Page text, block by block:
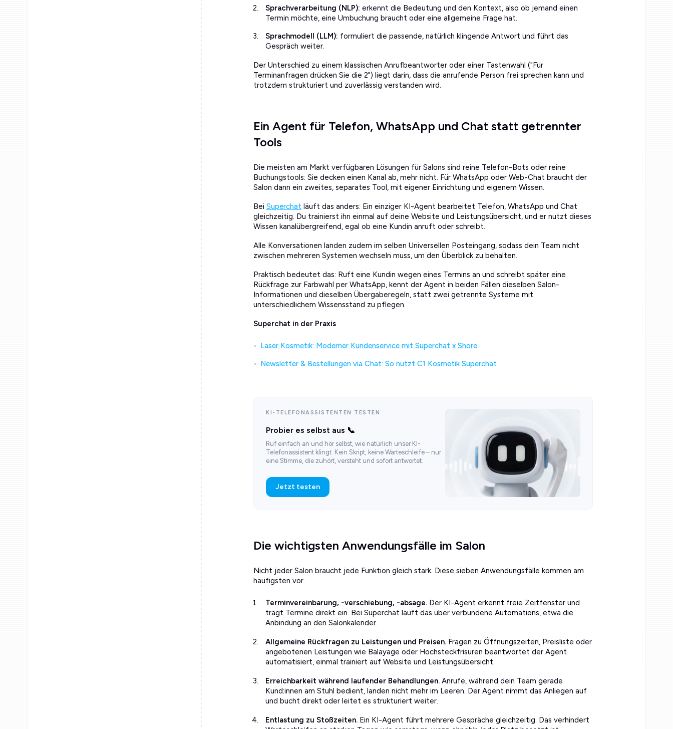
Sprachverarbeitung (NLP): erkennt die Bedeutung und den Kontext, also ob jemand einen
Termin möchte, eine Umbuchung braucht oder eine allgemeine Frage hat.
Sprachmodell (LLM): formuliert die passende, natürlich klingende Antwort und führt das
Gespräch weiter.
Der Unterschied zu einem klassischen Anrufbeantworter oder einer Tastenwahl ("Für
Terminanfragen drücken Sie die 2") liegt darin, dass die anrufende Person frei sprechen kann und
trotzdem strukturiert und zuverlässig verstanden wird.
Ein Agent für Telefon, WhatsApp und Chat statt getrennter
Tools
Die meisten am Markt verfügbaren Lösungen für Salons sind reine Telefon-Bots oder reine
Buchungstools: Sie decken einen Kanal ab, mehr nicht. Für WhatsApp oder Web-Chat braucht der
Salon dann ein zweites, separates Tool, mit eigener Einrichtung und eigenem Wissen.
Bei Superchat läuft das anders: Ein einziger KI-Agent bearbeitet Telefon, WhatsApp und Chat
gleichzeitig. Du trainierst ihn einmal auf deine Website und Leistungsübersicht, und er nutzt dieses
Wissen kanalübergreifend, egal ob eine Kundin anruft oder schreibt.
Alle Konversationen landen zudem im selben Universellen Posteingang, sodass dein Team nicht
zwischen mehreren Systemen wechseln muss, um den Überblick zu behalten.
Praktisch bedeutet das: Ruft eine Kundin wegen eines Termins an und schreibt später eine
Rückfrage zur Farbwahl per WhatsApp, kennt der Agent in beiden Fällen dieselben Salon-
Informationen und dieselben Übergaberegeln, statt zwei getrennte Systeme mit
unterschiedlichem Wissensstand zu pflegen.
Superchat in der Praxis
Laser Kosmetik: Moderner Kundenservice mit Superchat x Shore
Newsletter & Bestellungen via Chat: So nutzt C1 Kosmetik Superchat
KI-TELEFONASSISTENTEN TESTEN
Probier es selbst aus 📞
Ruf einfach an und hör selbst, wie natürlich unser KI-
Telefonassistent klingt. Kein Skript, keine Warteschleife – nur
eine Stimme, die zuhört, versteht und sofort antwortet.
Jetzt testen
Die wichtigsten Anwendungsfälle im Salon
Nicht jeder Salon braucht jede Funktion gleich stark. Diese sieben Anwendungsfälle kommen am
häufigsten vor.
Terminvereinbarung, -verschiebung, -absage. Der KI-Agent erkennt freie Zeitfenster und
trägt Termine direkt ein. Bei Superchat läuft das über verbundene Automations, etwa die
Anbindung an den Salonkalender.
Allgemeine Rückfragen zu Leistungen und Preisen. Fragen zu Öffnungszeiten, Preisliste oder
angebotenen Leistungen wie Balayage oder Hochsteckfrisuren beantwortet der Agent
automatisiert, einmal trainiert auf Website und Leistungsübersicht.
Erreichbarkeit während laufender Behandlungen. Anrufe, während dein Team gerade
Kund:innen am Stuhl bedient, landen nicht mehr im Leeren. Der Agent nimmt das Anliegen auf
und bucht direkt oder leitet es strukturiert weiter.
Entlastung zu Stoßzeiten. Ein KI-Agent führt mehrere Gespräche gleichzeitig. Das verhindert